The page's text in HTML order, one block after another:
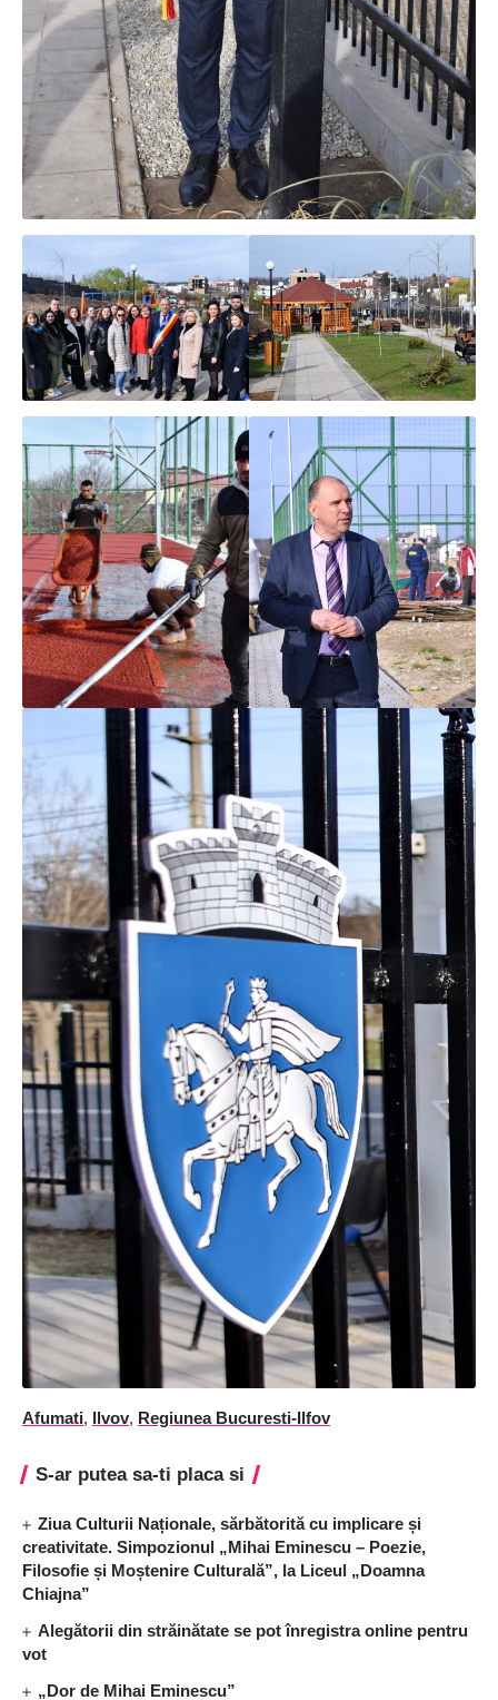
Afumati, Ilvov, Regiunea Bucuresti-Ilfov
S-ar putea sa-ti placa si
Ziua Culturii Naționale, sărbătorită cu implicare și
creativitate. Simpozionul „Mihai Eminescu – Poezie,
Filosofie și Moștenire Culturală”, la Liceul „Doamna
Chiajna”
Alegătorii din străinătate se pot înregistra online pentru
vot
„Dor de Mihai Eminescu”